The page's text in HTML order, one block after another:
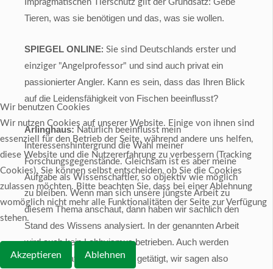
Impragmatischen Tierschutz gilt der Grundsatz
Tieren, was sie benötigen und das, was sie wollen.
SPIEGEL ONLINE: Sie sind Deutschlands erster und
einziger "Angelprofessor" und sind auch privat ein
passionierter Angler. Kann es sein, dass das Ihren Blick
auf die Leidensfähigkeit von Fischen beeinflusst?
Arlinghaus: Natürlich beeinflusst mein
Interessenshintergrund die Wahl meiner
Forschungsgegenstände. Gleichsam ist es aber meine
Aufgabe als Wissenschaftler, so objektiv wie möglich
zu bleiben. Wenn man sich unsere jüngste Arbeit zu
diesem Thema anschaut, dann haben wir sachlich den
Stand des Wissens analysiert. In der genannten Arbeit
wird auch kein Lobbyismus betrieben. Auch werden
keine normativen Aussagen getätigt, wir sagen also
Wir benutzen Cookies
Wir nutzen Cookies auf unserer Website. Einige von ihnen sind
essenziell für den Betrieb der Seite, während andere uns helfen,
diese Website und die Nutzererfahrung zu verbessern (Tracking
Cookies). Sie können selbst entscheiden, ob Sie die Cookies
zulassen möchten. Bitte beachten Sie, dass bei einer Ablehnung
womöglich nicht mehr alle Funktionalitäten der Seite zur Verfügung
stehen.
Akzeptieren Ablehnen